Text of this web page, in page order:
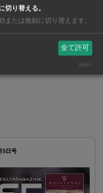
5日号
切り替える。
または無効に切り替えます。
全て許可
Klaro